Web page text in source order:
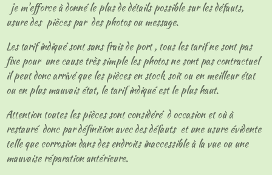
je m'efforce à donné le plus de détails possible sur les défauts,
usure des pièces par des photos ou message.
Les tarif indiqué sont sans frais de port , tous les tarif ne sont pas
fixe pour une cause très simple les photos ne sont pas contractuel
il peut donc arrivé que les pièces en stock soit ou en meilleur état
ou en plus mauvais état, le tarif indiqué est le plus haut.
Attention toutes les pièces sont considéré d occasion et où à
restauré donc par définition avec des défauts et une usure évidente
telle que corrosion dans des endroits inaccessible à la vue ou une
mauvaise réparation antérieure.